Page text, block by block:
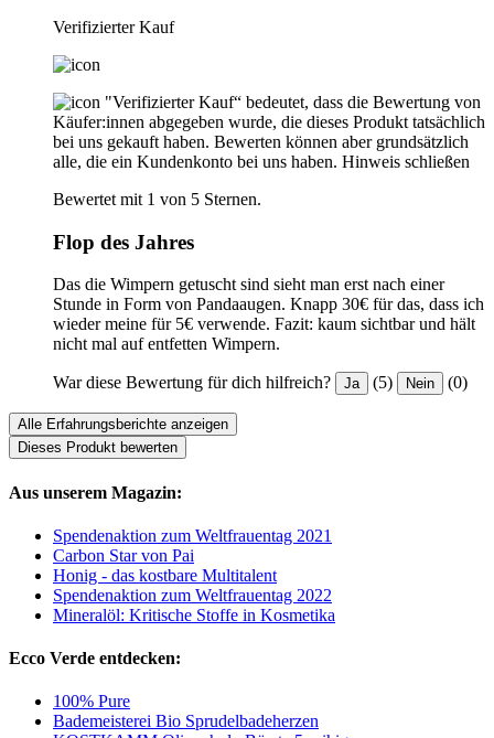
Verifizierter Kauf
"Verifizierter Kauf“ bedeutet, dass die Bewertung von
Käufer:innen abgegeben wurde, die dieses Produkt tatsächlich
bei uns gekauft haben. Bewerten können aber grundsätzlich
alle, die ein Kundenkonto bei uns haben. Hinweis schließen
Bewertet mit 1 von 5 Sternen.
Flop des Jahres
Das die Wimpern getuscht sind sieht man erst nach einer
Stunde in Form von Pandaaugen. Knapp 30€ für das, dass ich
wieder meine für 5€ verwende. Fazit: kaum sichtbar und hält
nicht mal auf entfetten Wimpern.
War diese Bewertung für dich hilfreich? Ja (5) Nein (0)
Alle Erfahrungsberichte anzeigen
Dieses Produkt bewerten
Aus unserem Magazin:
Spendenaktion zum Weltfrauentag 2021
Carbon Star von Pai
Honig - das kostbare Multitalent
Spendenaktion zum Weltfrauentag 2022
Mineralöl: Kritische Stoffe in Kosmetika
Ecco Verde entdecken:
100% Pure
Bademeisterei Bio Sprudelbadeherzen